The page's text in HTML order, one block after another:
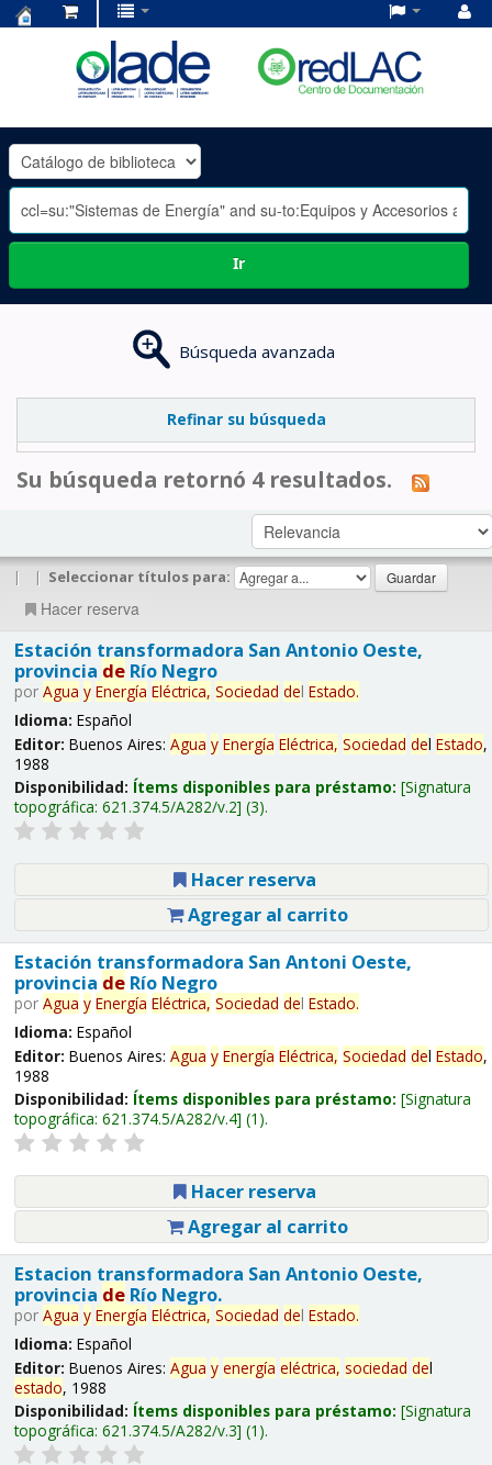
OLADE
-
Ir
Búsqueda avanzada
Refinar su búsqueda
Su búsqueda retornó 4 resultados.
| | Seleccionar títulos para:
Hacer reserva
Estación transformadora San Antonio Oeste,
provincia deRío Negro
por Agua y Energía Eléctrica, Sociedad del Estado.
Idioma: Español
Editor: Buenos Aires: Agua y Energía Eléctrica, Sociedad del Estado,
1988
Disponibilidad: Ítems disponibles para préstamo: Signatura
topográfica: 621.374.5/A282/v.2 (3).
Hacer reserva
Agregar al carrito
Estación transformadora San Antoni Oeste,
provincia deRío Negro
por Agua y Energía Eléctrica, Sociedad del Estado.
Idioma: Español
Editor: Buenos Aires: Agua y Energía Eléctrica, Sociedad del Estado,
1988
Disponibilidad: Ítems disponibles para préstamo: Signatura
topográfica: 621.374.5/A282/v.4 (1).
Hacer reserva
Agregar al carrito
Estacion transformadora San Antonio Oeste,
provincia deRío Negro.
por Agua y Energía Eléctrica, Sociedad del Estado.
Idioma: Español
Editor: Buenos Aires: Agua y energía eléctrica, sociedad del
estado, 1988
Disponibilidad: Ítems disponibles para préstamo: Signatura
topográfica: 621.374.5/A282/v.3 (1).